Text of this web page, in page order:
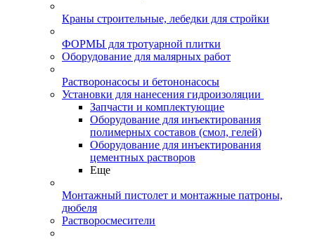
Краны строительные, лебедки для стройки
ФОРМЫ для тротуарной плитки
Оборудование для малярных работ
Растворонасосы и бетононасосы
Установки для нанесения гидроизоляции
Запчасти и комплектующие
Оборудование для инъектирования
полимерных составов (смол, гелей)
Оборудование для инъектирования
цементных растворов
Еще
Монтажный пистолет и монтажные патроны,
дюбеля
Растворосмесители